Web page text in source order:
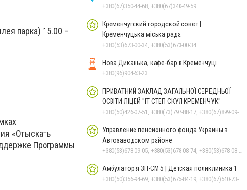
парка) 15.00 –
«Отыскать
Программы
+380(67)350-44-68, +380(67)340-49-59
Кременчугский городской совет |
Кременчуцька міська рада
+380(53)673-00-34, +380(53)673-00-34
Нова Диканька, кафе-бар в Кременчуці
+380(96)904-63-23
ПРИВАТНИЙ ЗАКЛАД ЗАГАЛЬНОЇ СЕРЕДНЬОЇ
ОСВІТИ ЛІЦЕЙ "ІТ СТЕП СКУЛ КРЕМЕНЧУК"
+380(50)426-07-51, +380(73)797-88-17, +380(67)899-09-16
Управление пенсионного фонда Украины в
Автозаводском районе
+380(53)678-09-05, +380(53)678-08-74, +380(53)678-08-83, +380(53)678-08-41, +380(53)678-08-86
Амбулаторія ЗП-СМ 5 | Детская поликлиника 1
+380(50)356-94-69, +380(53)675-84-19, +380(67)540-73-87